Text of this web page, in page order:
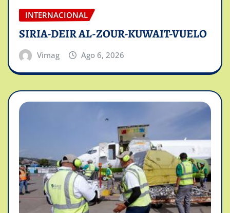
INTERNACIONAL
SIRIA-DEIR AL-ZOUR-KUWAIT-VUELO
Vimag Ago 6, 2026